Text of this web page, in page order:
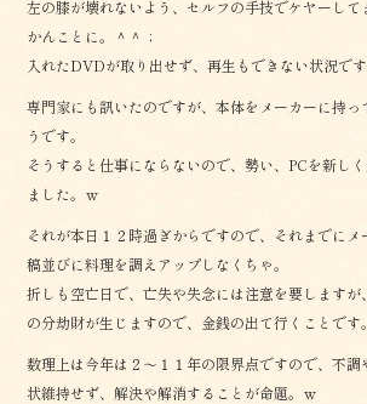
o
k
左の膝が壊れないよう、セルフの手技でケヤーして
かんことに。＾＾；
入れたDVDが取り出せず、再生もできない状況です
専門家にも訊いたのですが、本体をメーカーに持っ
うです。
そうすると仕事にならないので、勢い、PCを新し
ました。ｗ
それが本日１２時過ぎからですので、それまでに
稿並びに料理を調えアップしなくちゃ。
折しも空亡日で、亡失や失念には注意を要しますが
の分劫財が生じますので、金銭の出て行くことです
数理上は今年は２〜１１年の限界点ですので、不調
状維持せず、解決や解消することが命題。ｗ